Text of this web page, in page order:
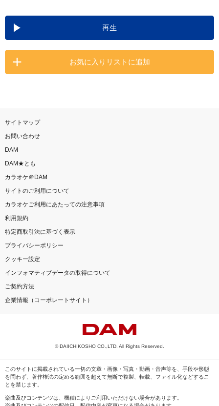
DAMの新曲・ランキングなど
カラオケ最新情報をチェック！
再生
お気に入りリストに追加
サイトマップ
お問い合わせ
DAM
DAM★とも
カラオケ＠DAM
サイトのご利用について
カラオケご利用にあたっての注意事項
利用規約
特定商取引法に基づく表示
プライバシーポリシー
クッキー設定
インフォマティブデータの取得について
ご契約方法
企業情報（コーポレートサイト）
© DAIICHIKOSHO CO.,LTD. All Rights Reserved.
このサイトに掲載されている一切の文章・画像・写真・動画・音声等を、手段や形態
を問わず、著作権法の定める範囲を超えて無断で複製、転載、ファイル化などするこ
とを禁じます。
楽曲及びコンテンツは、機種によりご利用いただけない場合があります。